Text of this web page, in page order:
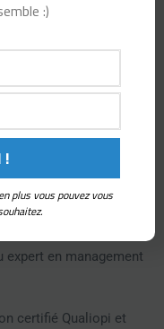
pour réussir dans son
humaines
formatrice et
France), elle est
en management
certifié Qualiopi et
:)
plus vous pouvez vous